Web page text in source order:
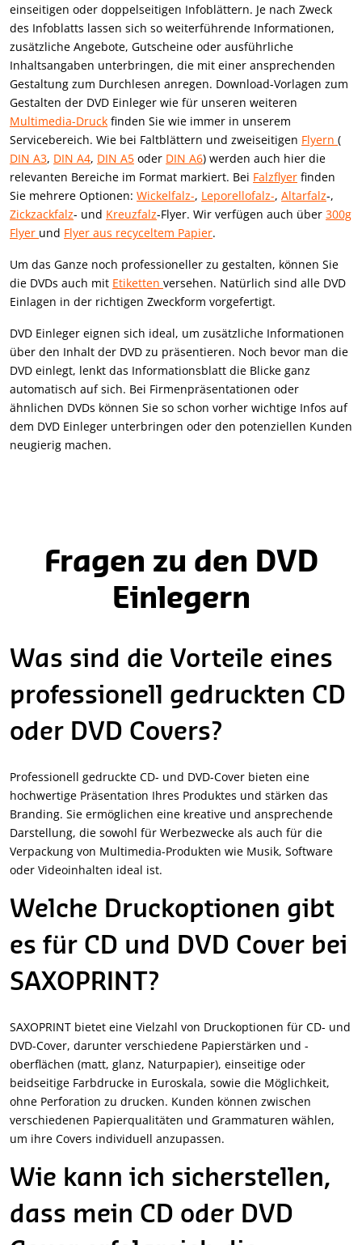
einseitigen oder doppelseitigen Infoblättern. Je nach Zweck
des Infoblatts lassen sich so weiterführende Informationen,
zusätzliche Angebote, Gutscheine oder ausführliche
Inhaltsangaben unterbringen, die mit einer ansprechenden
Gestaltung zum Durchlesen anregen. Download-Vorlagen zum
Gestalten der DVD Einleger wie für unseren weiteren
Multimedia-Druck finden Sie wie immer in unserem
Servicebereich. Wie bei Faltblättern und zweiseitigen Flyern (
DIN A3, DIN A4, DIN A5 oder DIN A6) werden auch hier die
relevanten Bereiche im Format markiert. Bei Falzflyer finden
Sie mehrere Optionen: Wickelfalz-, Leporellofalz-, Altarfalz-,
Zickzackfalz- und Kreuzfalz-Flyer. Wir verfügen auch über 300g
Flyer und Flyer aus recyceltem Papier.
Um das Ganze noch professioneller zu gestalten, können Sie
die DVDs auch mit Etiketten versehen. Natürlich sind alle DVD
Einlagen in der richtigen Zweckform vorgefertigt.
DVD Einleger eignen sich ideal, um zusätzliche Informationen
über den Inhalt der DVD zu präsentieren. Noch bevor man die
DVD einlegt, lenkt das Informationsblatt die Blicke ganz
automatisch auf sich. Bei Firmenpräsentationen oder
ähnlichen DVDs können Sie so schon vorher wichtige Infos auf
dem DVD Einleger unterbringen oder den potenziellen Kunden
neugierig machen.
Fragen zu den DVD
Einlegern
Was sind die Vorteile eines
professionell gedruckten CD
oder DVD Covers?
Professionell gedruckte CD- und DVD-Cover bieten eine
hochwertige Präsentation Ihres Produktes und stärken das
Branding. Sie ermöglichen eine kreative und ansprechende
Darstellung, die sowohl für Werbezwecke als auch für die
Verpackung von Multimedia-Produkten wie Musik, Software
oder Videoinhalten ideal ist.
Welche Druckoptionen gibt
es für CD und DVD Cover bei
SAXOPRINT?
SAXOPRINT bietet eine Vielzahl von Druckoptionen für CD- und
DVD-Cover, darunter verschiedene Papierstärken und -
oberflächen (matt, glanz, Naturpapier), einseitige oder
beidseitige Farbdrucke in Euroskala, sowie die Möglichkeit,
ohne Perforation zu drucken. Kunden können zwischen
verschiedenen Papierqualitäten und Grammaturen wählen,
um ihre Covers individuell anzupassen.
Wie kann ich sicherstellen,
dass mein CD oder DVD